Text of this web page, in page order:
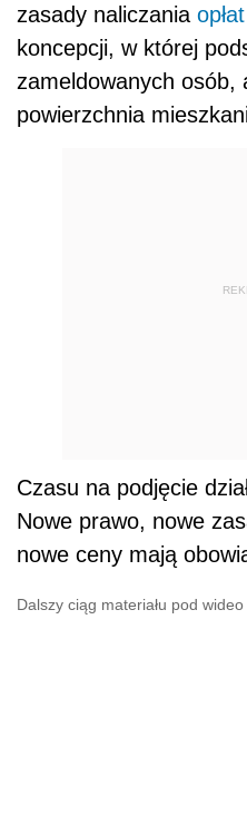
zasady naliczania opłat
koncepcji, w której
zameldowanych osób,
powierzchnia
Czasu na podjęcie
Nowe prawo, nowe
nowe ceny mają
Dalszy ciąg materiału pod wideo